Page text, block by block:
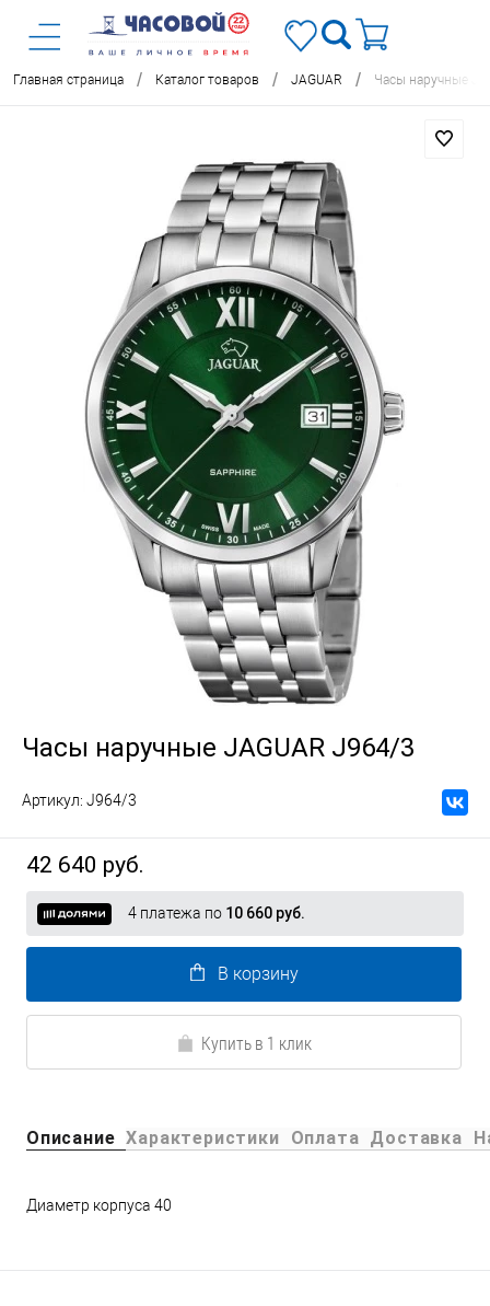
Главная страница / Каталог товаров / JAGUAR / Часы наручные
Часы наручные JAGUAR J964/3
Артикул: J964/3
42 640 руб.
4 платежа по 10 660 руб.
В корзину
Купить в 1 клик
Описание Характеристики Оплата Доставка
Диаметр корпуса 40